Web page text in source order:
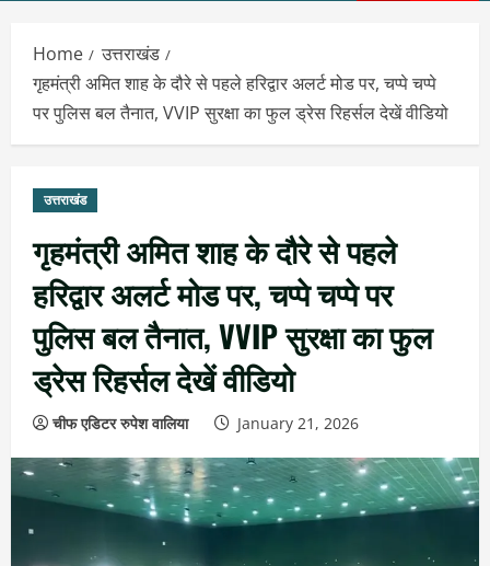
Home
उत्तराखंड
गृहमंत्री अमित शाह के दौरे से पहले हरिद्वार अलर्ट मोड पर, चप्पे चप्पे
पर पुलिस बल तैनात, VVIP सुरक्षा का फुल ड्रेस रिहर्सल देखें वीडियो
उत्तराखंड
गृहमंत्री अमित शाह के दौरे से पहले
हरिद्वार अलर्ट मोड पर, चप्पे चप्पे पर
पुलिस बल तैनात, VVIP सुरक्षा का फुल
ड्रेस रिहर्सल देखें वीडियो
चीफ एडिटर रुपेश वालिया January 21, 2026